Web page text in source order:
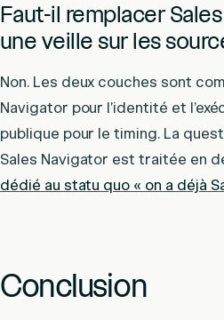
Faut-il remplacer
une veille sur les
Non. Les deux couches sont
Navigator pour l’identité et
publique pour le timing. La
Sales Navigator est traitée en
dédié au statu quo « on a déjà
Conclusion